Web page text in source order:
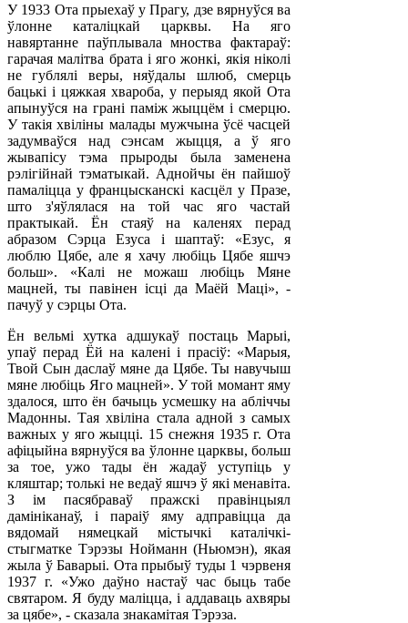
У 1933 Ота прыехаў у Прагу, дзе вярнуўся ва
ўлонне каталіцкай царквы. На яго
навяртанне паўплывала мноства фактараў:
гарачая малітва брата і яго жонкі, якія ніколі
не гублялі веры, няўдалы шлюб, смерць
бацькі і цяжкая хвароба, у перыяд якой Ота
апынуўся на грані паміж жыццём і смерцю.
У такія хвіліны малады мужчына ўсё часцей
задумваўся над сэнсам жыцця, а ў яго
жывапісу тэма прыроды была заменена
рэлігійнай тэматыкай. Аднойчы ён пайшоў
памаліцца у францысканскі касцёл у Празе,
што з'яўлялася на той час яго частай
практыкай. Ён стаяў на каленях перад
абразом Сэрца Езуса і шаптаў: «Езус, я
люблю Цябе, але я хачу любіць Цябе яшчэ
больш». «Калі не можаш любіць Мяне
мацней, ты павінен ісці да Маёй Маці», -
пачуў у сэрцы Ота.
Ён вельмі хутка адшукаў постаць Марыі,
упаў перад Ёй на калені і прасіў: «Марыя,
Твой Сын даслаў мяне да Цябе. Ты навучыш
мяне любіць Яго мацней». У той момант яму
здалося, што ён бачыць усмешку на абліччы
Мадонны. Тая хвіліна стала адной з самых
важных у яго жыцці. 15 снежня 1935 г. Ота
афіцыйна вярнуўся ва ўлонне царквы, больш
за тое, ужо тады ён жадаў уступіць у
кляштар; толькі не ведаў яшчэ ў які менавіта.
З ім пасябраваў пражскі правінцыял
дамініканаў, і параіў яму адправіцца да
вядомай нямецкай містычкі каталічкі-
стыгматке Тэрэзы Нойманн (Ньюмэн), якая
жыла ў Баварыі. Ота прыбыў туды 1 чэрвеня
1937 г. «Ужо даўно настаў час быць табе
святаром. Я буду маліцца, і аддаваць ахвяры
за цябе», - сказала знакамітая Тэрэза.